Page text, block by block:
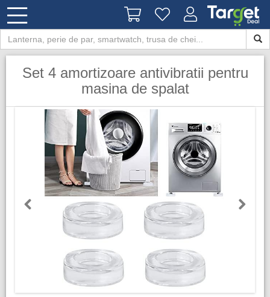
Set 4 amortizoare antivibratii pentru
masina de spalat